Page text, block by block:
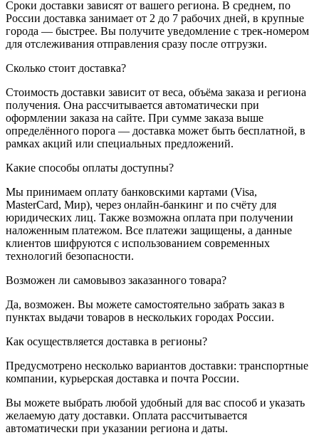
Сроки доставки зависят от вашего региона. В среднем, по
России доставка занимает от 2 до 7 рабочих дней, в крупные
города — быстрее. Вы получите уведомление с трек-номером
для отслеживания отправления сразу после отгрузки.
Сколько стоит доставка?
Стоимость доставки зависит от веса, объёма заказа и региона
получения. Она рассчитывается автоматически при
оформлении заказа на сайте. При сумме заказа выше
определённого порога — доставка может быть бесплатной, в
рамках акций или специальных предложений.
Какие способы оплаты доступны?
Мы принимаем оплату банковскими картами (Visa,
MasterCard, Мир), через онлайн-банкинг и по счёту для
юридических лиц. Также возможна оплата при получении
наложенным платежом. Все платежи защищены, а данные
клиентов шифруются с использованием современных
технологий безопасности.
Возможен ли самовывоз заказанного товара?
Да, возможен. Вы можете самостоятельно забрать заказ в
пунктах выдачи товаров в нескольких городах России.
Как осуществляется доставка в регионы?
Предусмотрено несколько вариантов доставки: транспортные
компании, курьерская доставка и почта России.
Вы можете выбрать любой удобный для вас способ и указать
желаемую дату доставки. Оплата рассчитывается
автоматически при указании региона и даты.